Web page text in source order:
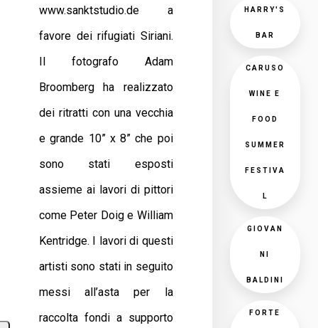
www.sanktstudio.de a
favore dei rifugiati Siriani.
Il fotografo Adam
Broomberg ha realizzato
dei ritratti con una vecchia
e grande 10” x 8” che poi
sono stati esposti
assieme ai lavori di pittori
come Peter Doig e William
Kentridge. I lavori di questi
artisti sono stati in seguito
messi all’asta per la
raccolta fondi a supporto
HARRY'S
BAR
CARUSO
WINE E
FOOD
SUMMER
FESTIVA
L
GIOVAN
NI
BALDINI
FORTE